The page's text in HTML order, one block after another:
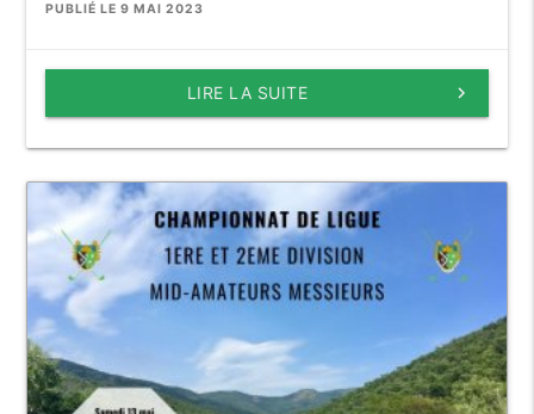
PUBLIÉ LE 9 MAI 2023
keyboard_arrow_right
LIRE LA SUITE